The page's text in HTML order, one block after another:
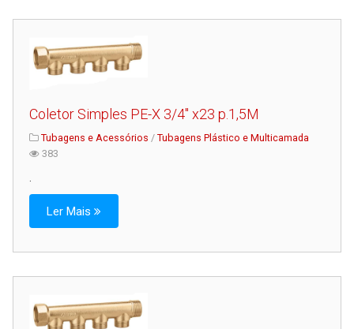
Coletor Simples PE-X 3/4" x23 p.1,5M
Tubagens e Acessórios / Tubagens Plástico e Multicamada
383
Ler Mais